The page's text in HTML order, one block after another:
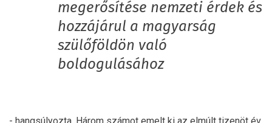
megerősítése nemzeti érdek és
hozzájárul a magyarság
szülőföldön való
boldogulásához